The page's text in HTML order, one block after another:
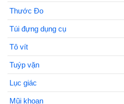
Thước Đo
Túi đựng dụng cụ
Tô vít
Tuýp vặn
Lục giác
Mũi khoan